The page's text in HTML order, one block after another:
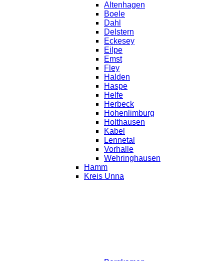
Altenhagen
Boele
Dahl
Delstern
Eckesey
Eilpe
Emst
Fley
Halden
Haspe
Helfe
Herbeck
Hohenlimburg
Holthausen
Kabel
Lennetal
Vorhalle
Wehringhausen
Hamm
Kreis Unna